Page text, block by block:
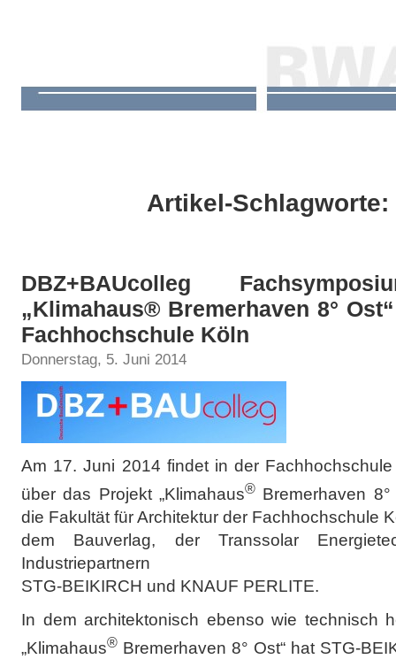
Artikel-Schlagworte:
DBZ+BAUcolleg
„Klimahaus® Bremerhaven 8°
Fachhochschule Köln
Donnerstag, 5. Juni 2014
Am 17. Juni 2014 findet in der
über das Projekt „Klimahaus® Bremerhaven
die Fakultät für Architektur der Fachhochschule
dem Bauverlag, der Transsolar
Industriepartnern
STG-BEIKIRCH und KNAUF PERLITE.
In dem architektonisch ebenso wie technisch
„Klimahaus® Bremerhaven 8° Ost“ hat STG-